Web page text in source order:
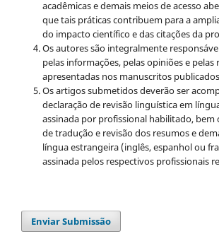
acadêmicas e demais meios de acesso
que tais práticas contribuem para a
do impacto científico e das citações da
Os autores são integralmente
pelas informações, pelas opiniões e pelas
apresentadas nos manuscritos
Os artigos submetidos deverão ser
declaração de revisão linguística em
assinada por profissional habilitado, bem
de tradução e revisão dos resumos e
língua estrangeira (inglês, espanhol ou
assinada pelos respectivos profissionais
Enviar Submissão